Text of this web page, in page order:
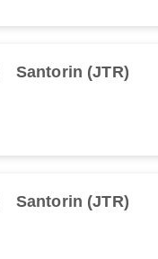
Santorin (JTR)
Santorin (JTR)